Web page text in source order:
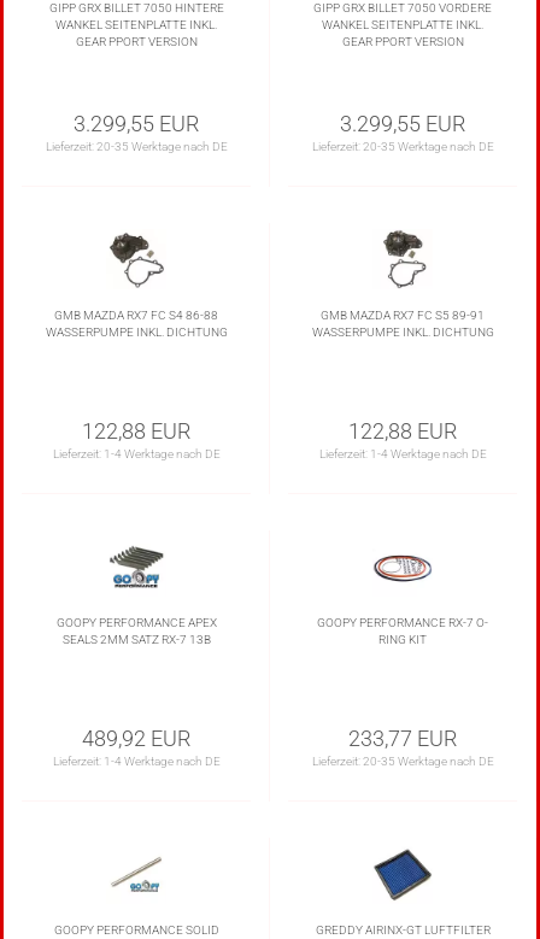
GIPP GRX BILLET 7050 HINTERE
WANKEL SEITENPLATTE INKL.
GEAR PPORT VERSION
3.299,55 EUR
Lieferzeit:20-35 Werktage nach DE
GIPP GRX BILLET 7050 VORDERE
WANKEL SEITENPLATTE INKL.
GEAR PPORT VERSION
3.299,55 EUR
Lieferzeit:20-35 Werktage nach DE
GMB MAZDA RX7 FC S4 86-88
WASSERPUMPE INKL. DICHTUNG
122,88 EUR
Lieferzeit: 1-4 Werktage nach DE
GMB MAZDA RX7 FC S5 89-91
WASSERPUMPE INKL. DICHTUNG
122,88 EUR
Lieferzeit: 1-4 Werktage nach DE
GOOPY PERFORMANCE APEX
SEALS 2MM SATZ RX-7 13B
489,92 EUR
Lieferzeit: 1-4 Werktage nach DE
GOOPY PERFORMANCE RX-7 O-
RING KIT
233,77 EUR
Lieferzeit:20-35 Werktage nach DE
GOOPY PERFORMANCE SOLID
GREDDY AIRINX-GT LUFTFILTER